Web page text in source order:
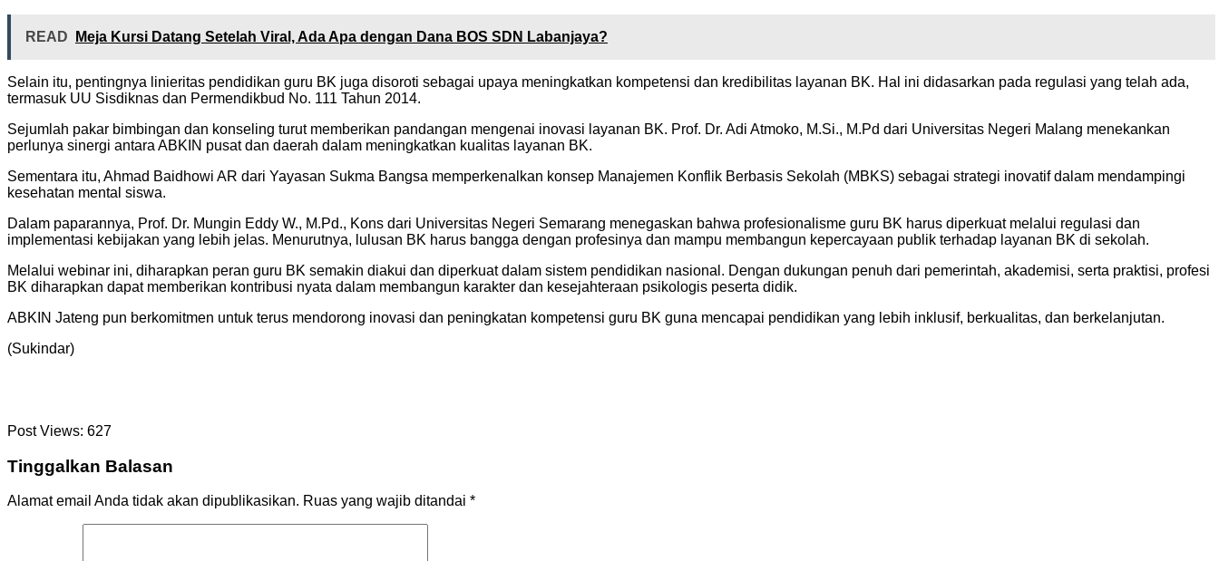
READ Meja Kursi Datang Setelah Viral, Ada Apa dengan Dana BOS SDN Labanjaya?
Selain itu, pentingnya linieritas pendidikan guru BK juga disoroti sebagai upaya meningkatkan kompetensi dan kredibilitas layanan BK. Hal ini didasarkan pada regulasi yang telah ada,
termasuk UU Sisdiknas dan Permendikbud No. 111 Tahun 2014.
Sejumlah pakar bimbingan dan konseling turut memberikan pandangan mengenai inovasi layanan BK. Prof. Dr. Adi Atmoko, M.Si., M.Pd dari Universitas Negeri Malang menekankan
perlunya sinergi antara ABKIN pusat dan daerah dalam meningkatkan kualitas layanan BK.
Sementara itu, Ahmad Baidhowi AR dari Yayasan Sukma Bangsa memperkenalkan konsep Manajemen Konflik Berbasis Sekolah (MBKS) sebagai strategi inovatif dalam mendampingi
kesehatan mental siswa.
Dalam paparannya, Prof. Dr. Mungin Eddy W., M.Pd., Kons dari Universitas Negeri Semarang menegaskan bahwa profesionalisme guru BK harus diperkuat melalui regulasi dan
implementasi kebijakan yang lebih jelas. Menurutnya, lulusan BK harus bangga dengan profesinya dan mampu membangun kepercayaan publik terhadap layanan BK di sekolah.
Melalui webinar ini, diharapkan peran guru BK semakin diakui dan diperkuat dalam sistem pendidikan nasional. Dengan dukungan penuh dari pemerintah, akademisi, serta praktisi, profesi
BK diharapkan dapat memberikan kontribusi nyata dalam membangun karakter dan kesejahteraan psikologis peserta didik.
ABKIN Jateng pun berkomitmen untuk terus mendorong inovasi dan peningkatan kompetensi guru BK guna mencapai pendidikan yang lebih inklusif, berkualitas, dan berkelanjutan.
(Sukindar)
Post Views: 627
Tinggalkan Balasan
Alamat email Anda tidak akan dipublikasikan. Ruas yang wajib ditandai *